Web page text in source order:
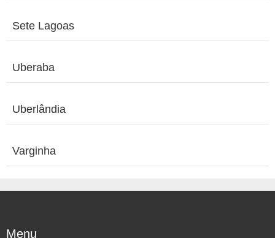
Sete Lagoas
Uberaba
Uberlândia
Varginha
Menu